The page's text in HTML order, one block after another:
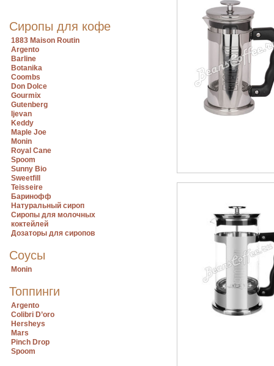
Сиропы для кофе
1883 Maison Routin
Argento
Barline
Botanika
Coombs
Don Dolce
Gourmix
Gutenberg
Ijevan
Keddy
Maple Joe
Monin
Royal Cane
Spoom
Sunny Bio
Sweetfill
Teisseire
Баринофф
Натуральный сироп
Сиропы для молочных
коктейлей
Дозаторы для сиропов
Соусы
Monin
Топпинги
Argento
Colibri D’oro
Hersheys
Mars
Pinch Drop
Spoom